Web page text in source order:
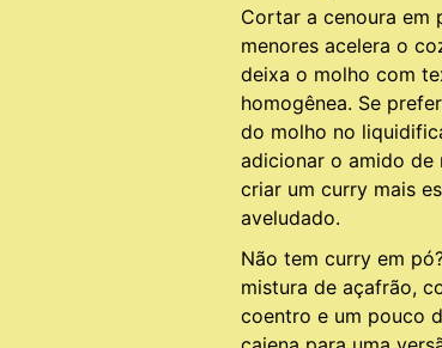
Cortar a cenoura em
menores acelera o
deixa o molho com
homogênea. Se
do molho no
adicionar o amido de
criar um curry mais
aveludado.
Não tem curry em
mistura de açafrão,
coentro e um pouco